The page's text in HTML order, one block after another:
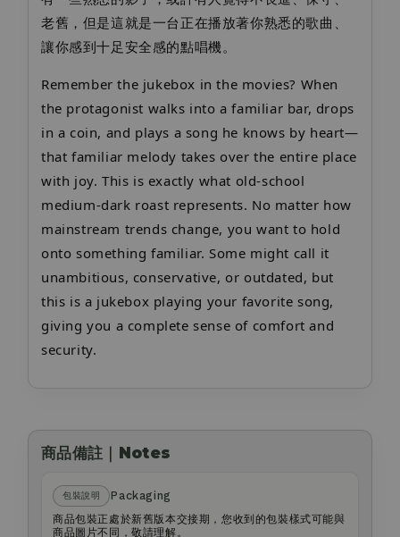
老舊，但是這就是一台正在播放著你熟悉的歌曲、
讓你感到十足安全感的點唱機。
Remember the jukebox in the movies? When
the protagonist walks into a familiar bar, drops
in a coin, and plays a song he knows by heart—
that familiar melody takes over the entire place
with joy. This is exactly what old-school
medium-dark roast represents. No matter how
mainstream trends change, you want to hold
onto something familiar. Some might call it
unambitious, conservative, or outdated, but
this is a jukebox playing your favorite song,
giving you a complete sense of comfort and
security.
商品備註｜Notes
包裝說明
Packaging
商品包裝正處於新舊版本交接期，您收到的包裝樣式可能與
商品圖片不同，敬請理解。